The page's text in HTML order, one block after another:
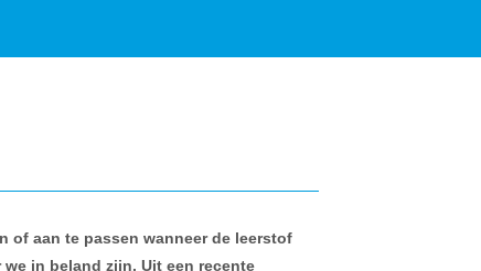
of aan te passen wanneer de leerstof
in beland zijn. Uit een recente